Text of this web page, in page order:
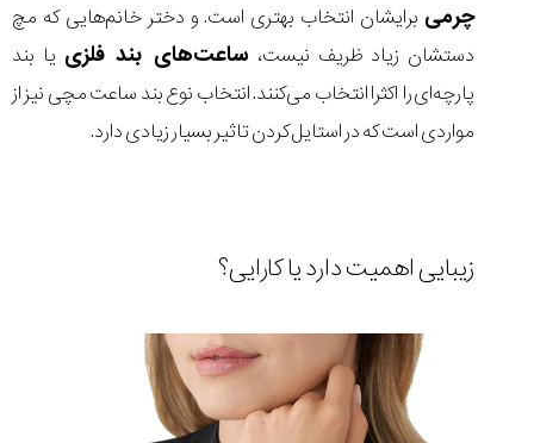
چرمی برایشان انتخاب بهتری است. و دختر خانم‌هایی که مچ
دستشان زیاد ظریف نیست، ساعت‌های بند فلزی یا بند
پارچه‌ای را اکثرا انتخاب می‌کنند. انتخاب نوع بند ساعت مچی نیز از
مواردی است که در استایل کردن تاثیر بسیار زیادی دارد.
زیبایی اهمیت دارد یا کارایی؟